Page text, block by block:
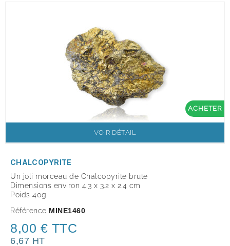
ACHETER
VOIR DÉTAIL
CHALCOPYRITE
Un joli morceau de Chalcopyrite brute
Dimensions environ 4.3 x 3.2 x 2.4 cm
Poids 40g
Référence MINE1460
8,00 € TTC
6,67 HT